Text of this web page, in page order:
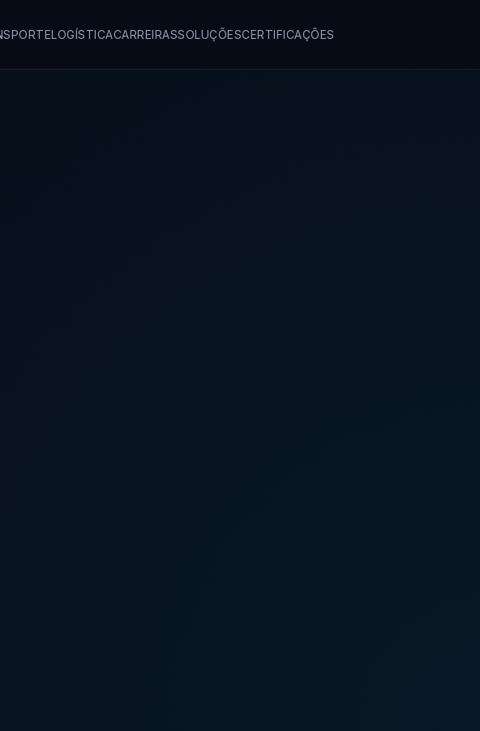
LOGÍSTICACARREIRASSOLUÇÕESCERTIFICAÇÕES